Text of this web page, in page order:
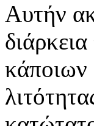
Αυτήν
κάποιων